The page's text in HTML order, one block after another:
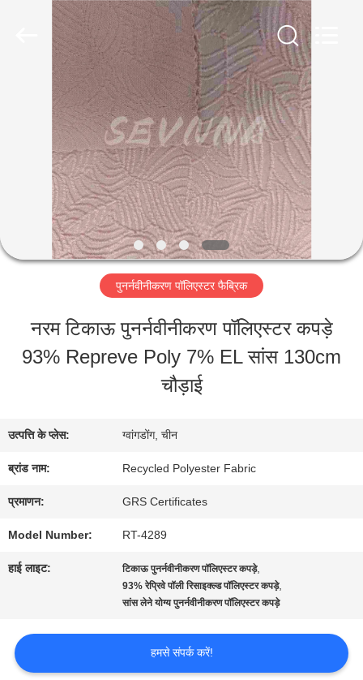
उत्पादों
दिखाएँ
कारखाना
भ्रमण
गुणवत्ता
नियंत्रण
करें
पुनर्नवीनीकरण पॉलिएस्टर फैब्रिक
नरम टिकाऊ पुनर्नवीनीकरण पॉलिएस्टर कपड़े
93% Repreve Poly 7% EL सांस 130cm
चौड़ाई
उत्पत्ति के प्लेस: ग्वांगडोंग, चीन
ब्रांड नाम: Recycled Polyester Fabric
प्रमाणन: GRS Certificates
Model Number: RT-4289
हाई लाइट: टिकाऊ पुनर्नवीनीकरण पॉलिएस्टर कपड़े,
93% रेप्रिवे पॉली रिसाइक्ल्ड पॉलिएस्टर कपड़े,
सांस लेने योग्य पुनर्नवीनीकरण पॉलिएस्टर कपड़े
हमसे संपर्क करें!